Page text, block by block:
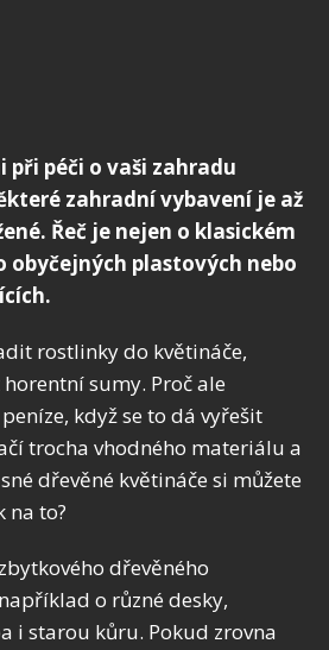
při péči o vaši zahradu
zahradní vybavení je až
Řeč je nejen o klasickém
obyčejných plastových nebo
rostlinky do květináče,
sumy. Proč ale
když se to dá vyřešit
trocha vhodného materiálu a
dřevěné květináče si můžete
na to?
dřevěného
o různé desky,
i starou kůru. Pokud zrovna